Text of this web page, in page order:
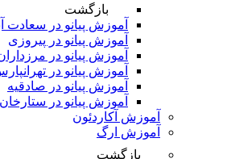
بازگشت
آموزش پیانو در سعادت
آموزش پیانو در پیروزی
آموزش پیانو در
آموزش پیانو در
آموزش پیانو در صادقیه
آموزش پیانو در ستارخان
آموزش آکاردئون
آموزش ارگ
بازگشت